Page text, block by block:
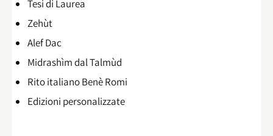
Tesi di Laurea
Zehùt
Alef Dac
Midrashìm dal Talmùd
Rito italiano Benè Romi​
Edizioni personalizzate